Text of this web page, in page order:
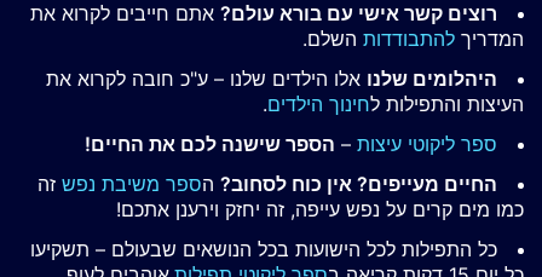
רוצים קשר אישי עם בורא עולם? אתם חייבים לקרוא את
המדריך להתבודדות השלם.
היהלומים שלנו אלו הילדים שלנו – ע"כ חובה לקרוא את
העיצות והתפילות לחינוך הילדים.
ספר ליקוטי עיצות – הספר שישנה לכם את החיים!
החיים מעייפים? אין כוח לסחוב? הספר משיבת נפש זה
כמו מים קרים על נפש עייפה, זה יחזק וירענן אתכם!
כל התפילות לכל הישועות בכל הנושאים שבעולם – תשקיעו